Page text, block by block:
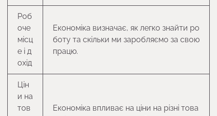
Роб
оче
місц
е і д
охід
Економіка визначає, як легко знайти ро
боту та скільки ми заробляємо за свою
працю.
Цін
и на
тов
Економіка впливає на ціни на різні това